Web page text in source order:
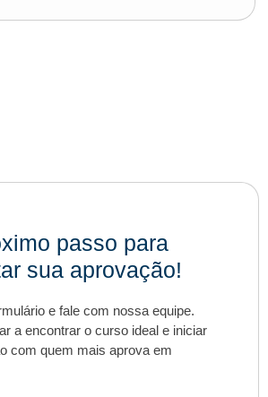
passo para
sua aprovação!
e fale com nossa equipe.
a encontrar o curso ideal e iniciar
com quem mais aprova em